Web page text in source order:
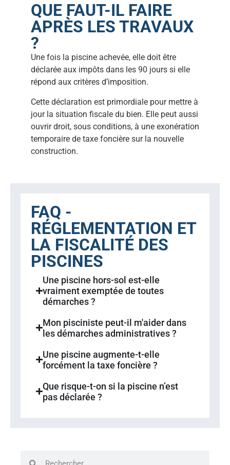
QUE FAUT-IL FAIRE
APRÈS LES TRAVAUX
?
Une fois la piscine achevée, elle doit être
déclarée aux impôts dans les 90 jours si elle
répond aux critères d’imposition.
Cette déclaration est primordiale pour mettre à
jour la situation fiscale du bien. Elle peut aussi
ouvrir droit, sous conditions, à une exonération
temporaire de taxe foncière sur la nouvelle
construction.
FAQ -
RÉGLEMENTATION ET
LA FISCALITÉ DES
PISCINES
Une piscine hors-sol est-elle
vraiment exemptée de toutes
démarches ?
Mon pisciniste peut-il m'aider dans
les démarches administratives ?
Une piscine augmente-t-elle
forcément la taxe foncière ?
Que risque-t-on si la piscine n’est
pas déclarée ?